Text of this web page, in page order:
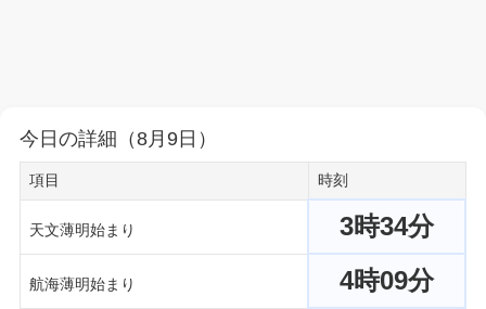
今日の詳細（8月9日）
項目 時刻
天文薄明始まり 3時34分
航海薄明始まり 4時09分